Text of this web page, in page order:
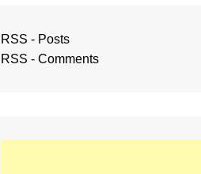
RSS - Posts
RSS - Comments